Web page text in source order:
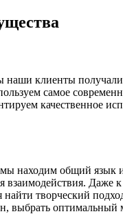
наши клиенты
самое
качественное
находим общий язык
взаимодействия. Даже
найти творческий
выбрать оптимальный